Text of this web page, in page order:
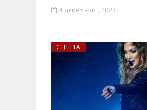
4 декември , 2023
СЦЕНА